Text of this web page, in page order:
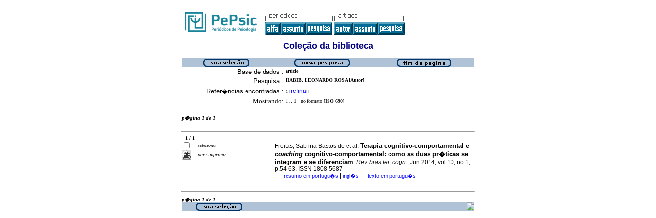
Coleção da biblioteca
Base de dados : article
Pesquisa : HABIB, LEONARDO ROSA [Autor]
Refer�ncias encontradas : 1 [refinar]
Mostrando: 1 .. 1 no formato [ISO 690]
p�gina 1 de 1
1 / 1
seleciona
para imprimir
Freitas, Sabrina Bastos de et al. Terapia cognitivo-comportamental e
coaching cognitivo-comportamental : como as duas pr�ticas se
integram e se diferenciam. Rev. bras.ter. cogn., Jun 2014, vol.10, no.1,
p.54-63. ISSN 1808-5687
· resumo em portugu�s ingl�s · texto em portugu�s
p�gina 1 de 1